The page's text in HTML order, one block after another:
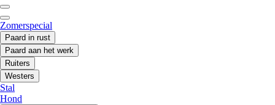
Zomerspecial
Paard in rust
Paard aan het werk
Ruiters
Westers
Stal
Hond